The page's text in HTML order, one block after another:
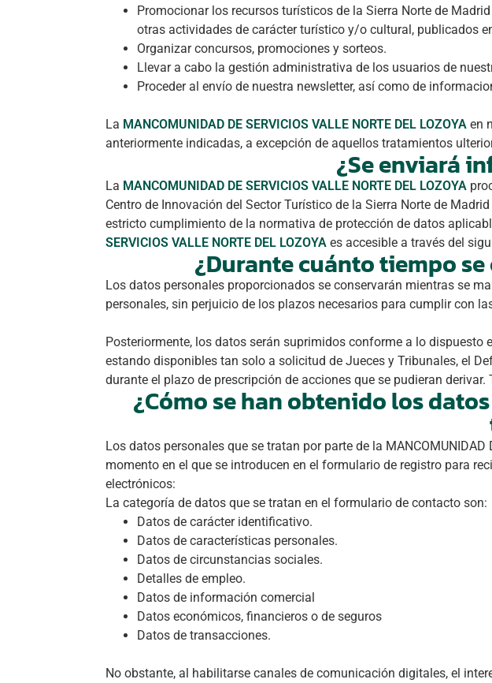
Promocionar los recursos turísticos de la Sierra Norte de
otras actividades de carácter turístico y/o cultural, publicados
Organizar concursos, promociones y sorteos.
Llevar a cabo la gestión administrativa de los usuarios de
Proceder al envío de nuestra newsletter, así como de
La MANCOMUNIDAD DE SERVICIOS VALLE NORTE DEL LOZOYA en
anteriormente indicadas, a excepción de aquellos tratamientos
¿Se enviará
La MANCOMUNIDAD DE SERVICIOS VALLE NORTE DEL LOZOYA
Centro de Innovación del Sector Turístico de la Sierra Norte de
estricto cumplimiento de la normativa de protección de datos
SERVICIOS VALLE NORTE DEL LOZOYA es accesible a través del
¿Durante cuánto tiempo
Los datos personales proporcionados se conservarán mientras se
personales, sin perjuicio de los plazos necesarios para cumplir con
Posteriormente, los datos serán suprimidos conforme a lo
estando disponibles tan solo a solicitud de Jueces y Tribunales, el
durante el plazo de prescripción de acciones que se pudieran
¿Cómo se han obtenido los
Los datos personales que se tratan por parte de la MANCOMUNIDAD
momento en el que se introducen en el formulario de registro para
electrónicos:
La categoría de datos que se tratan en el formulario de contacto son:
Datos de carácter identificativo.
Datos de características personales.
Datos de circunstancias sociales.
Detalles de empleo.
Datos de información comercial
Datos económicos, financieros o de seguros
Datos de transacciones.
No obstante, al habilitarse canales de comunicación digitales, el